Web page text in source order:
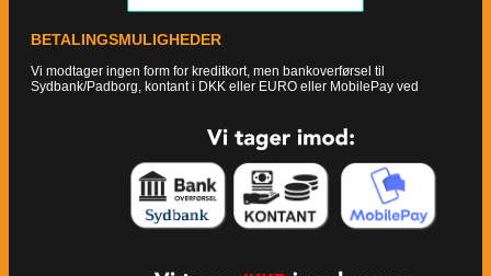
BETALINGSMULIGHEDER
Vi modtager ingen form for kreditkort, men bankoverførsel til
Sydbank/Padborg, kontant i DKK eller EURO eller MobilePay ved